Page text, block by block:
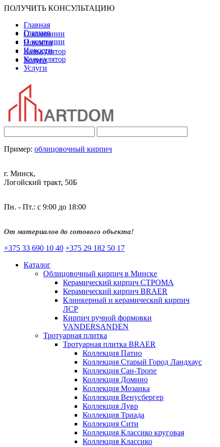
ПОЛУЧИТЬ КОНСУЛЬТАЦИЮ
Главная
О компании
Новости
Калькулятор
Услуги
Главная
О компании
Новости
Калькулятор
Услуги
Пример: облицовочный кирпич
г. Минск,
Логойский тракт, 50Б
Пн. - Пт.: с 9:00 до 18:00
От материалов до готового объекта!
+375 33 690 10 40 +375 29 182 50 17
Каталог
Облицовочный кирпич в Минске
Керамический кирпич СТРОМА
Керамический кирпич BRAER
Клинкерный и керамический кирпич
ЛСР
Кирпич ручной формовки
VANDERSANDEN
Тротуарная плитка
Тротуарная плитка BRAER
Коллекция Патио
Коллекция Старый Город Ландхаус
Коллекция Сан-Тропе
Коллекция Домино
Коллекция Мозаика
Коллекция Венусбергер
Коллекция Лувр
Коллекция Триада
Коллекция Сити
Коллекция Классико круговая
Коллекция Классико